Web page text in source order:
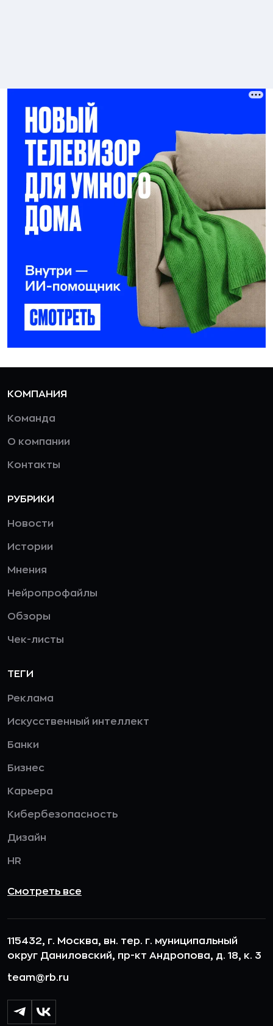
КОМПАНИЯ
Команда
О компании
Контакты
РУБРИКИ
Новости
Истории
Мнения
Нейропрофайлы
Обзоры
Чек-листы
ТЕГИ
Реклама
Искусственный интеллект
Банки
Бизнес
Карьера
Кибербезопасность
Дизайн
HR
Смотреть все
115432, г. Москва, вн. тер. г. муниципальный
округ Даниловский, пр-кт Андропова, д. 18, к. 3
team@rb.ru